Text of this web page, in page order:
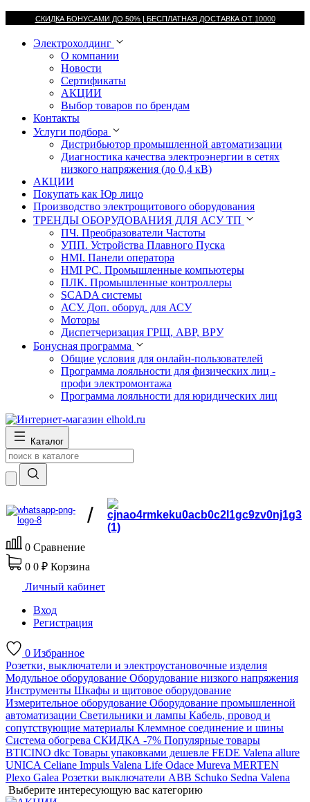
СКИДКА БОНУСАМИ ДО 50% | БЕСПЛАТНАЯ ДОСТАВКА ОТ 10000
Электрохолдинг
О компании
Новости
Сертификаты
АКЦИИ
Выбор товаров по брендам
Контакты
Услуги подбора
Дистрибьютор промышленной автоматизации
Диагностика качества электроэнергии в сетях
низкого напряжения (до 0,4 кВ)
АКЦИИ
Покупать как Юр лицо
Производство электрощитового оборудования
ТРЕНДЫ ОБОРУДОВАНИЯ ДЛЯ АСУ ТП
ПЧ. Преобразователи Частоты
УПП. Устройства Плавного Пуска
HMI. Панели оператора
HMI РС. Промышленные компьютеры
ПЛК. Промышленные контроллеры
SCADA системы
АСУ. Доп. оборуд. для АСУ
Моторы
Диспетчеризация ГРЩ, АВР, ВРУ
Бонусная программа
Общие условия для онлайн-пользователей
Программа лояльности для физических лиц -
профи электромонтажа
Программа лояльности для юридических лиц
Каталог
/
0 Сравнение
0 0 ₽ Корзина
Личный кабинет
Вход
Регистрация
0 Избранное
Розетки, выключатели и электроустановочные изделия
Модульное оборудование Оборудование низкого напряжения
Инструменты Шкафы и щитовое оборудование
Измерительное оборудование Оборудование промышленной
автоматизации Светильники и лампы Кабель, провод и
сопутствующие материалы Клеммное соединение и шины
Система обогрева СКИДКА -7% Популярные товары
BTICINO dkc Товары упаковками дешевле FEDE Valena allure
UNICA Celiane Impuls Valena Life Odace Mureva MERTEN
Plexo Galea Розетки выключатели ABB Schuko Sedna Valena
Выберите интересующую вас категорию